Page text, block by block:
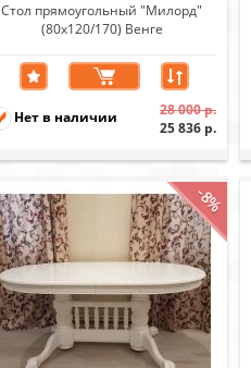
Стол прямоугольный "Милорд"
(80х120/170) Венге
Нет в наличии
28 000 р.
25 836 р.
-8%